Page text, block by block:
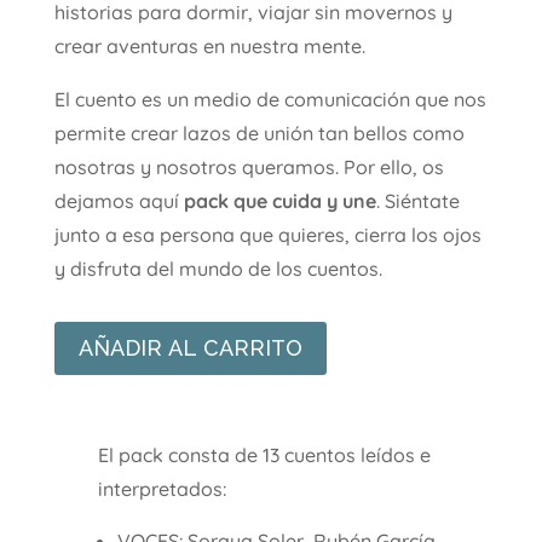
historias para dormir, viajar sin movernos y
crear aventuras en nuestra mente.
El cuento es un medio de comunicación que nos
permite crear lazos de unión tan bellos como
nosotras y nosotros queramos. Por ello, os
dejamos aquí pack que cuida y une. Siéntate
junto a esa persona que quieres, cierra los ojos
y disfruta del mundo de los cuentos.
AÑADIR AL CARRITO
El pack consta de 13 cuentos leídos e
interpretados: